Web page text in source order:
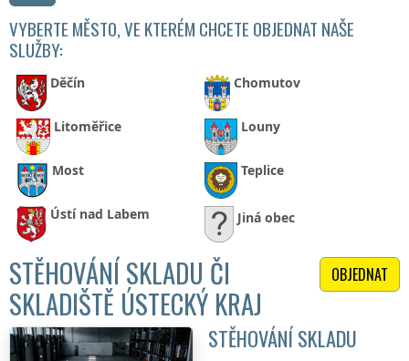
VYBERTE MĚSTO, VE KTERÉM CHCETE OBJEDNAT NAŠE
SLUŽBY:
Děčín Chomutov
Litoměřice Louny
Most Teplice
Ústí nad Labem Jiná obec
OBJEDNAT
STĚHOVÁNÍ SKLADU ČI
SKLADIŠTĚ ÚSTECKÝ KRAJ
STĚHOVÁNÍ SKLADU